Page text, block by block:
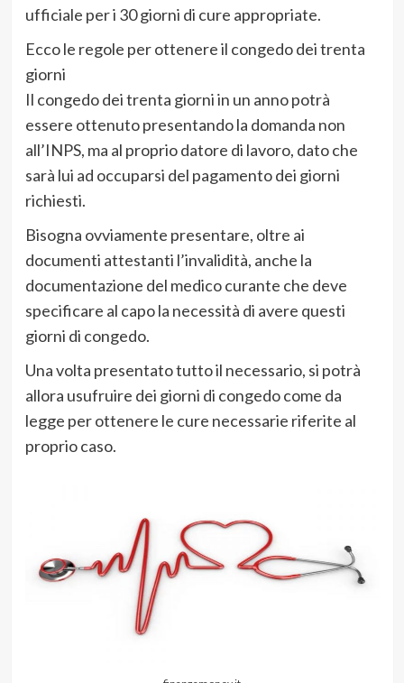
ufficiale per i 30 giorni di cure appropriate.
Ecco le regole per ottenere il congedo dei trenta
giorni
Il congedo dei trenta giorni in un anno potrà
essere ottenuto presentando la domanda non
all’INPS, ma al proprio datore di lavoro, dato che
sarà lui ad occuparsi del pagamento dei giorni
richiesti.
Bisogna ovviamente presentare, oltre ai
documenti attestanti l’invalidità, anche la
documentazione del medico curante che deve
specificare al capo la necessità di avere questi
giorni di congedo.
Una volta presentato tutto il necessario, si potrà
allora usufruire dei giorni di congedo come da
legge per ottenere le cure necessarie riferite al
proprio caso.